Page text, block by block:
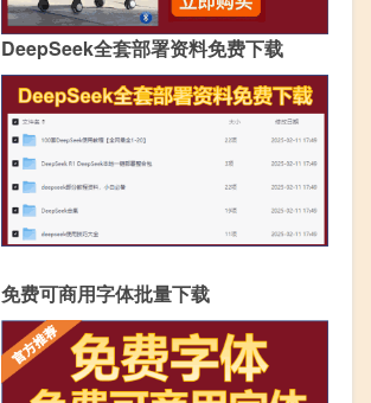
DeepSeek全套部署资料免费下载
免费可商用字体批量下载